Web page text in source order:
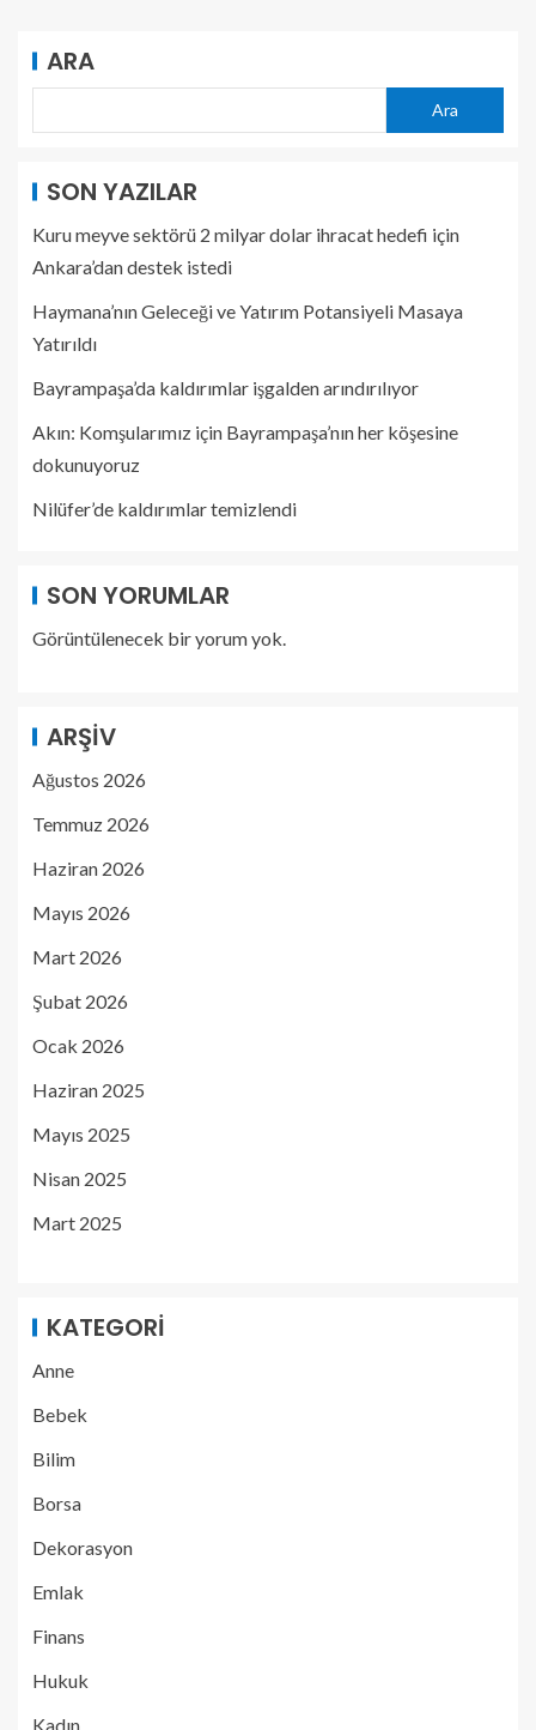
ARA
Ara
SON YAZILAR
Kuru meyve sektörü 2 milyar dolar ihracat hedefi için
Ankara’dan destek istedi
Haymana’nın Geleceği ve Yatırım Potansiyeli Masaya
Yatırıldı
Bayrampaşa’da kaldırımlar işgalden arındırılıyor
Akın: Komşularımız için Bayrampaşa’nın her köşesine
dokunuyoruz
Nilüfer’de kaldırımlar temizlendi
SON YORUMLAR
Görüntülenecek bir yorum yok.
ARŞIV
Ağustos 2026
Temmuz 2026
Haziran 2026
Mayıs 2026
Mart 2026
Şubat 2026
Ocak 2026
Haziran 2025
Mayıs 2025
Nisan 2025
Mart 2025
KATEGORI
Anne
Bebek
Bilim
Borsa
Dekorasyon
Emlak
Finans
Hukuk
Kadın